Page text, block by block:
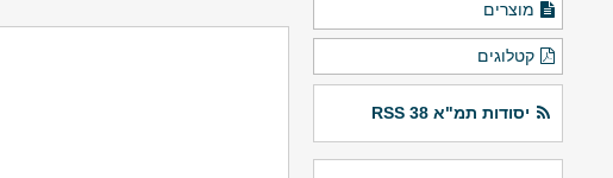
מוצרים
קטלוגים
יסודות תמ"א 38 RSS